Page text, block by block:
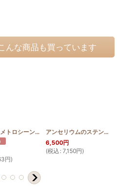
んな商品も買っています
]メトラーメトロシーン（新）Art9171 100m [
円)
アンセリウムのステンドグラスキルトタペストリー
6,500円
(税込 : 7,150円)